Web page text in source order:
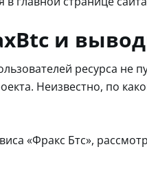
и
ресурса не
Неизвестно, по
«Фракс Бтс»,